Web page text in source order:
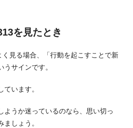
を見たとき
見る場合、「行動を起こすことで新
うサインです。
います。
ようか迷っているのなら、思い切っ
しょう。